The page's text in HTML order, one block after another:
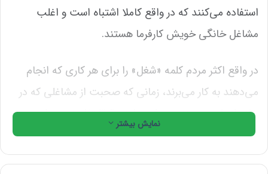
استفاده می‌کنند که در واقع کاملا اشتباه است و اغلب
مشاغل خانگی خویش کارفرما هستند.
در واقع اکثر مردم کلمه «شغل» را برای هر کاری که انجام
می‌دهند به کار می‌برند، زمانی که صحبت از مشاغلی که در
خانه انجام می‌دهند می‌شود باید دقیقا تفاوت بین این
مفاهیم را بدانید و با دانستن این تفاوت به راحتی نوع شغل
خود را تعیین کنید.
نمایش بیشتر